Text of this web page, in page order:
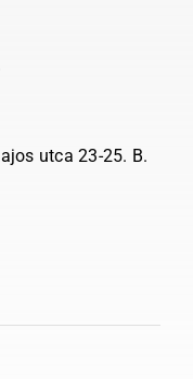
utca 23-25. B.